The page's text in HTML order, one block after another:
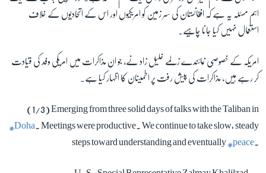
زبان
اہم مسئلہ یہ ہے کہ افغانستان کی سر زمین کو امریکیوں اور اس کے اتحادیوں کے خلاف
استعمال نہیں کیا جانا چاہیے۔
امریکہ کے خصوصی نمائندے زلمے خلیل زاد نے، جو ان مذاکرات میں امریکی وفد کی قیادت
کر رہے ہیں، مذاکرات کی پیش رفت پر اطمینان کا اظہار کیا ہے۔
(1/3) Emerging from three solid days of talks with the Taliban in
#Doha . Meetings were productive. We continue to take slow, steady
steps toward understanding and eventually #peace